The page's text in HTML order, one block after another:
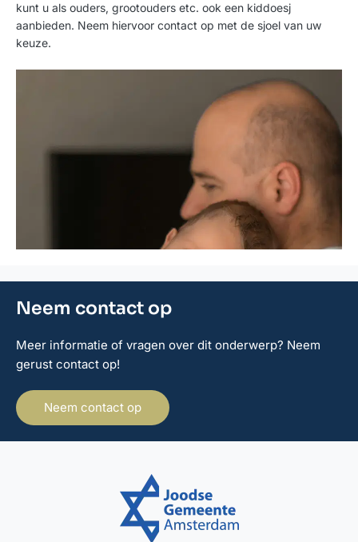
kunt u als ouders, grootouders etc. ook een kiddoesj
aanbieden. Neem hiervoor contact op met de sjoel van uw
keuze.
Neem contact op
Meer informatie of vragen over dit onderwerp? Neem
gerust contact op!
Neem contact op